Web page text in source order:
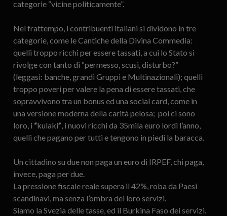
categorie “vicine politicamente”.
Nel frattempo, i contribuenti italiani si dividono in tre
categorie, come le Cantiche della Divina Commedia:
quelli troppo ricchi per essere tassati, a cui lo Stato si
rivolge con tanto di “permesso, scusi, disturbo?”
(leggasi: banche, grandi Gruppi e Multinazionali); quelli
troppo poveri per valere la pena di essere tassati, che
sopravvivono tra un bonus ed una social card, come in
una versione moderna della carità pelosa; poi ci sono
loro, i “kulaki”, i nuovi ricchi da 35mila euro lordi l’anno,
quelli che pagano per tutti e tengono in piedi la baracca.
Un cittadino su due non paga un euro di IRPEF, chi paga,
invece, paga per due.
La pressione fiscale reale supera il 42%, roba da Paesi
scandinavi, ma senza l’ombra dei loro servizi.
Siamo la Svezia delle tasse, ed il Burkina Faso dei servizi.